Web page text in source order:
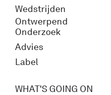
Wedstrijden
Ontwerpend
Onderzoek
Advies
Label
WHAT'S GOING ON